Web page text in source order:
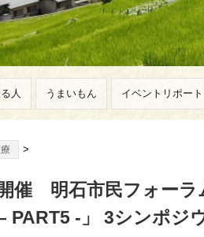
人 うまいもん イベントリポート
>
催 明石市民フォーラ
PART5 -」 3シンポジ